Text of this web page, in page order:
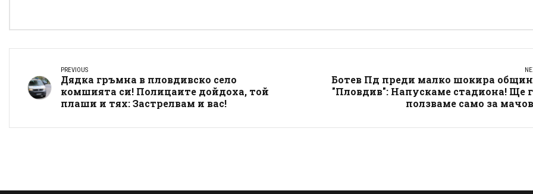
PREVIOUS
Дядка гръмна в пловдивско село
комшията си! Полицаите дойдоха, той
плаши и тях: Застрелвам и вас!
Ботев Пд преди малко шокира
"Пловдив": Напускаме стадиона! Ще
ползваме само за